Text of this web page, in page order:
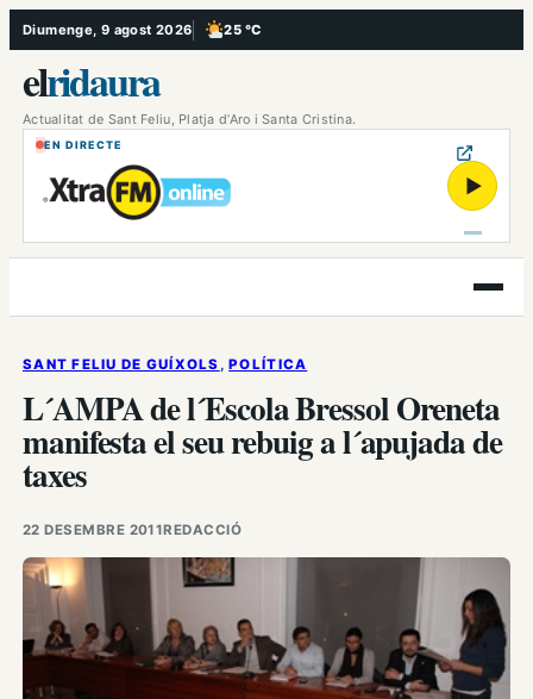
Vés
al
contingut
Diumenge, 9 agost 2026 25 °C
, Poc ennuvolat
elridaura
Actualitat de Sant Feliu, Platja d’Aro i Santa Cristina.
EN DIRECTE
▶
Obre
el
SANT FELIU DE GUÍXOLS , POLÍTICA
L´AMPA de l´Escola Bressol Oreneta
manifesta el seu rebuig a l´apujada de
taxes
22 DESEMBRE 2011REDACCIÓ